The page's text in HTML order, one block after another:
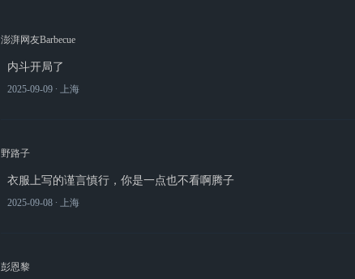
澎湃网友Barbecue
内斗开局了
2025-09-09 ∙ 上海
野路子
衣服上写的谨言慎行，你是一点也不看啊腾子
2025-09-08 ∙ 上海
彭恩黎